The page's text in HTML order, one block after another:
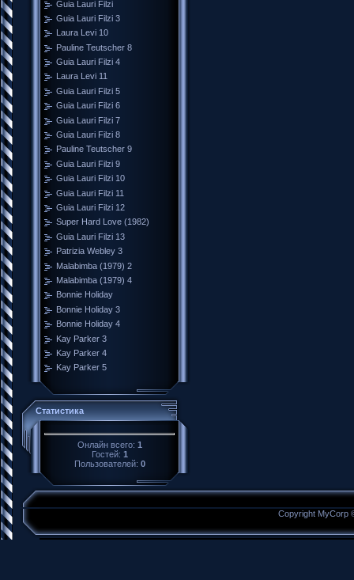
Guia Lauri Filzi
Guia Lauri Filzi 3
Laura Levi 10
Pauline Teutscher 8
Guia Lauri Filzi 4
Laura Levi 11
Guia Lauri Filzi 5
Guia Lauri Filzi 6
Guia Lauri Filzi 7
Guia Lauri Filzi 8
Pauline Teutscher 9
Guia Lauri Filzi 9
Guia Lauri Filzi 10
Guia Lauri Filzi 11
Guia Lauri Filzi 12
Super Hard Love (1982)
Guia Lauri Filzi 13
Patrizia Webley 3
Malabimba (1979) 2
Malabimba (1979) 4
Bonnie Holiday
Bonnie Holiday 3
Bonnie Holiday 4
Kay Parker 3
Kay Parker 4
Kay Parker 5
Статистика
Онлайн всего: 1
Гостей: 1
Пользователей: 0
Copyright MyCorp